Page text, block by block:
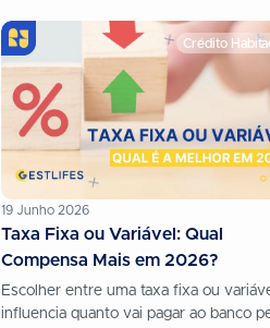
Crédito
19 Junho 2026
Taxa Fixa ou Variável: Qual
Compensa Mais em 2026?
Escolher entre uma taxa fixa ou
influencia quanto vai pagar ao banco